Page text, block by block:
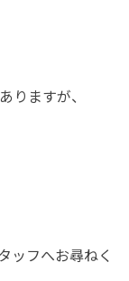
りますが、
ッフへお尋ねく